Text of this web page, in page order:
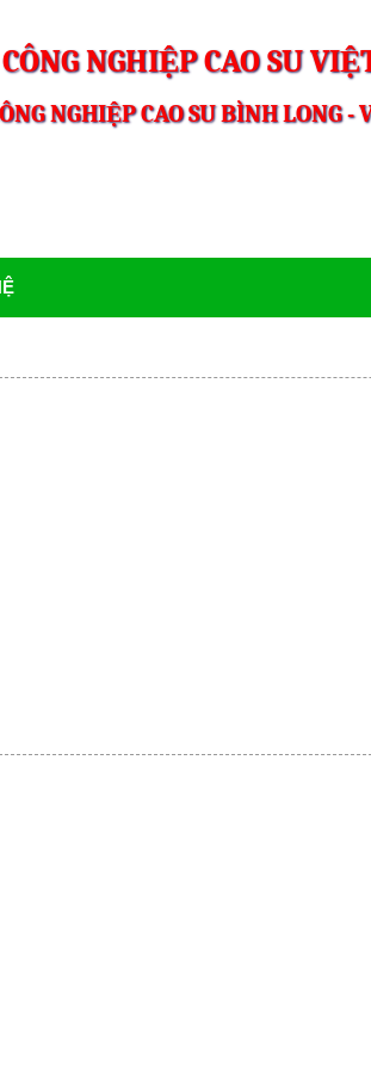
NGHIỆP CAO SU
NGHIỆP CAO SU BÌNH LONG